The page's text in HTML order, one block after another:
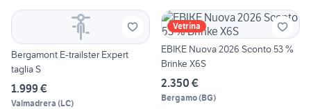
Bergamont E-trailster Expert
taglia S
1.999 €
Valmadrera (LC)
Vetrina
EBIKE Nuova 2026 Sconto 53 %
Brinke X6S
2.350 €
Bergamo(BG)